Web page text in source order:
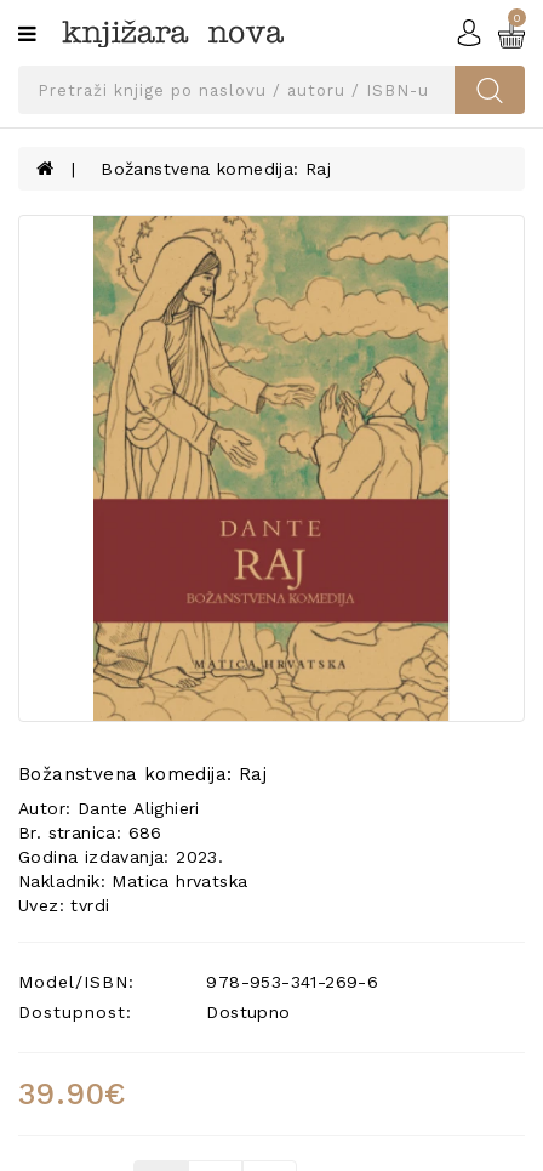
Kategorije
SVEUČILIŠNA
UDŽBENICI
KNJIGE
PRIBOR
UDŽBENIKE!
KONTAKT
0
Božanstvena komedija: Raj
Božanstvena komedija: Raj
Autor: Dante Alighieri
Br. stranica: 686
Godina izdavanja: 2023.
Nakladnik: Matica hrvatska
Uvez: tvrdi
Model/ISBN:
978-953-341-269-6
Dostupnost:
Dostupno
39.90€